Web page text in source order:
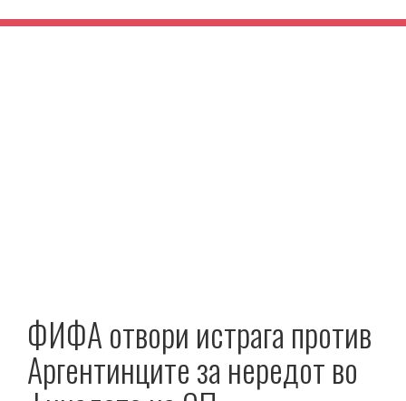
ФИФА отвори истрага против
Аргентинците за нередот во